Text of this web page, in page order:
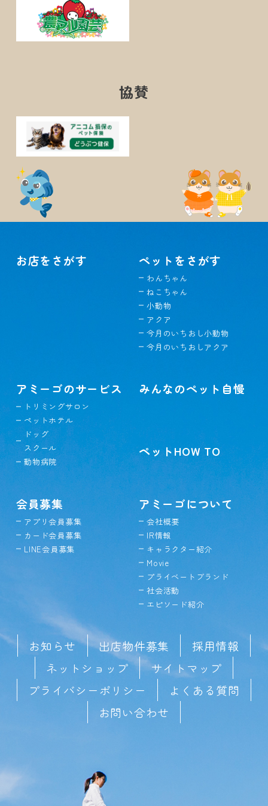
協賛
お店をさがす ペットをさがす
わんちゃん
ねこちゃん
小動物
アクア
今月のいちおし小動物
今月のいちおしアクア
アミーゴのサービス
トリミングサロン
ペットホテル
ドッグ
スクール
動物病院
みんなのペット自慢
ペットHOW TO
会員募集
アプリ会員募集
カード会員募集
LINE会員募集
アミーゴについて
会社概要
IR情報
キャラクター紹介
Movie
プライベートブランド
社会活動
エピソード紹介
お知らせ 出店物件募集
採用情報
ネットショップ
サイトマップ
プライバシーポリシー
よくある質問
お問い合わせ